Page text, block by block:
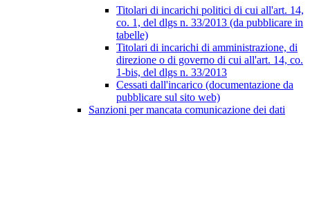
Titolari di incarichi politici di cui all'art. 14,
co. 1, del dlgs n. 33/2013 (da pubblicare in
tabelle)
Titolari di incarichi di amministrazione, di
direzione o di governo di cui all'art. 14, co.
1-bis, del dlgs n. 33/2013
Cessati dall'incarico (documentazione da
pubblicare sul sito web)
Sanzioni per mancata comunicazione dei dati